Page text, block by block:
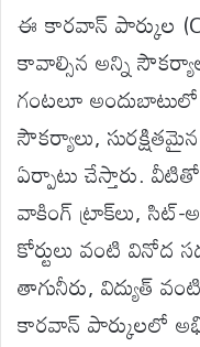
ఈ కారవాన్ పార్కుల
కావాల్సిన అన్ని
గంటలూ
సౌకర్యాలు,
ఏర్పాటు చేస్తారు.
వాకింగ్ ట్రాక్‌లు, సిట్-
కోర్టులు వంటి
తాగునీరు, విద్యుత్
కారవాన్ పార్కులలో